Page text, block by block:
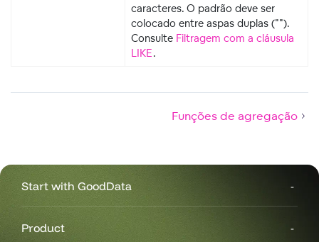
caracteres. O padrão deve ser
colocado entre aspas duplas ("").
Consulte Filtragem com a cláusula
LIKE.
Funções de agregação
Start with GoodData
Product